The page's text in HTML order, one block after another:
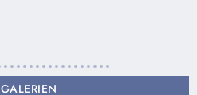
GALERIEN